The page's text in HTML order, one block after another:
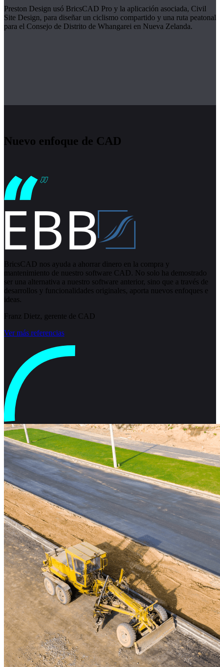
Preston Design usó BricsCAD Pro y la aplicación asociada, Civil
Site Design, para diseñar un ciclismo compartido y una ruta peatonal
para el Consejo de Distrito de Whangarei en Nueva Zelanda.
Nuevo enfoque de CAD
BricsCAD nos ayuda a ahorrar dinero en la compra y
mantenimiento de nuestro software CAD. No solo ha demostrado
ser una alternativa a nuestro software anterior, sino que a través de
desarrollos y funcionalidades originales, aporta nuevos enfoques e
ideas.
Franz Dietz, gerente de CAD
Ver más referencias